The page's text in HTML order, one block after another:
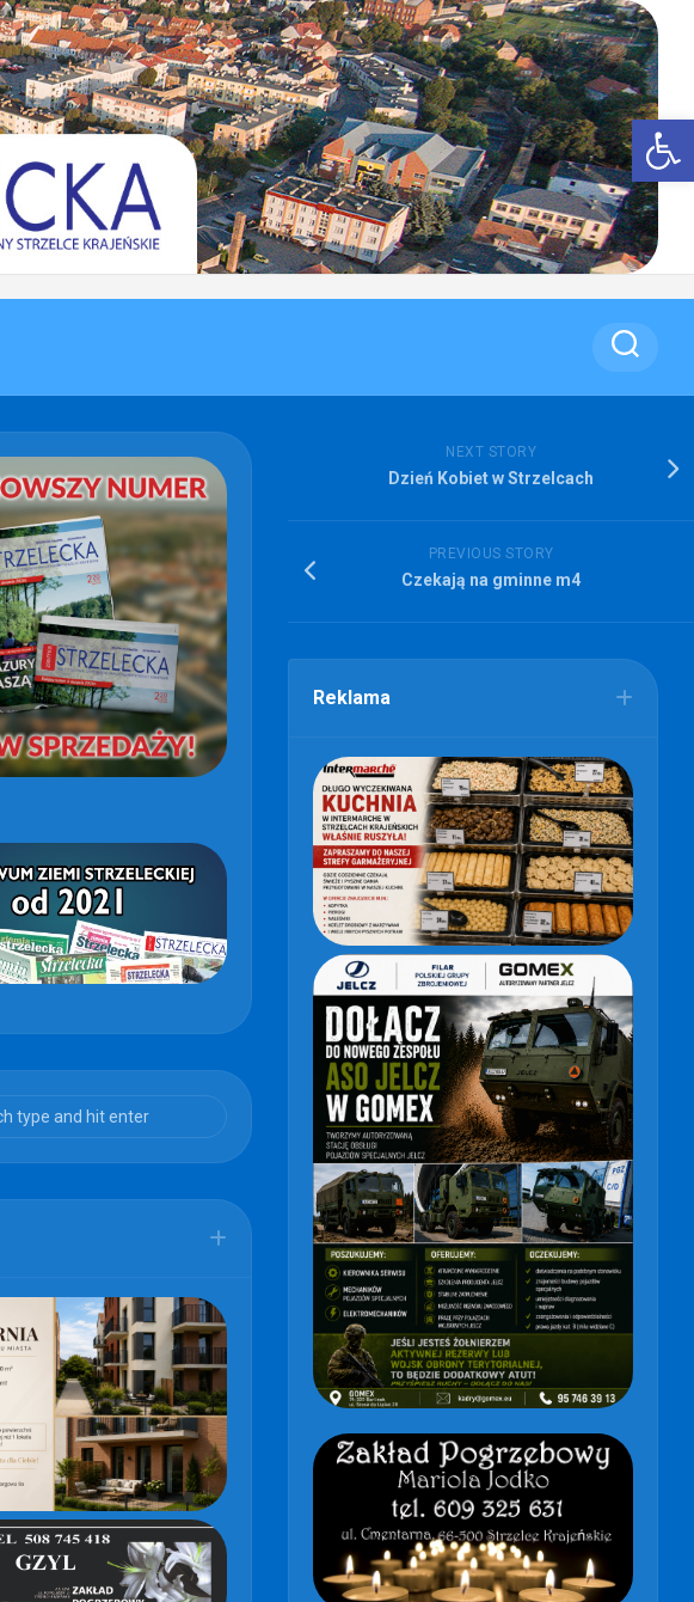
NEXT STORY
Dzień Kobiet w Strzelcach
PREVIOUS STORY
Czekają na gminne m4
Reklama